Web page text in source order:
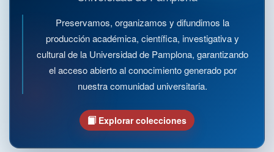
Preservamos, organizamos y difundimos la
producción académica, científica, investigativa y
cultural de la Universidad de Pamplona, garantizando
el acceso abierto al conocimiento generado por
nuestra comunidad universitaria.
Explorar colecciones